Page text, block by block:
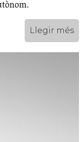
Llegir més